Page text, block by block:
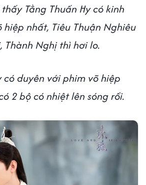
Tằng Thuấn Hy có kinh
nhất, Tiêu Thuận Nghiêu
Thành Nghị thì hơi lo.
có duyên với phim võ hiệp
2 bộ có nhiệt lên sóng rồi.